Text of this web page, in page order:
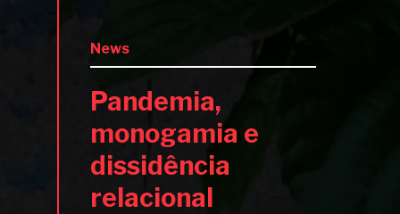
News
Pandemia,
monogamia e
dissidência
relacional